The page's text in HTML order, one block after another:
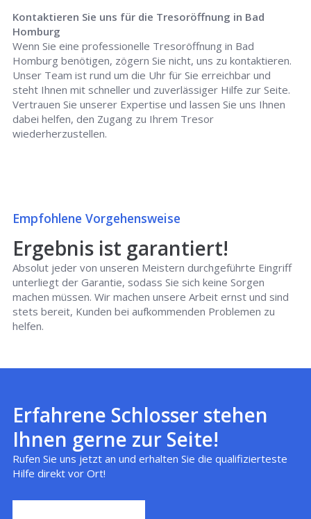
Kontaktieren Sie uns für die Tresoröffnung in Bad
Homburg
Wenn Sie eine professionelle Tresoröffnung in Bad
Homburg benötigen, zögern Sie nicht, uns zu kontaktieren.
Unser Team ist rund um die Uhr für Sie erreichbar und
steht Ihnen mit schneller und zuverlässiger Hilfe zur Seite.
Vertrauen Sie unserer Expertise und lassen Sie uns Ihnen
dabei helfen, den Zugang zu Ihrem Tresor
wiederherzustellen.
Empfohlene Vorgehensweise
Ergebnis ist garantiert!
Absolut jeder von unseren Meistern durchgeführte Eingriff
unterliegt der Garantie, sodass Sie sich keine Sorgen
machen müssen. Wir machen unsere Arbeit ernst und sind
stets bereit, Kunden bei aufkommenden Problemen zu
helfen.
Erfahrene Schlosser stehen
Ihnen gerne zur Seite!
Rufen Sie uns jetzt an und erhalten Sie die qualifizierteste
Hilfe direkt vor Ort!